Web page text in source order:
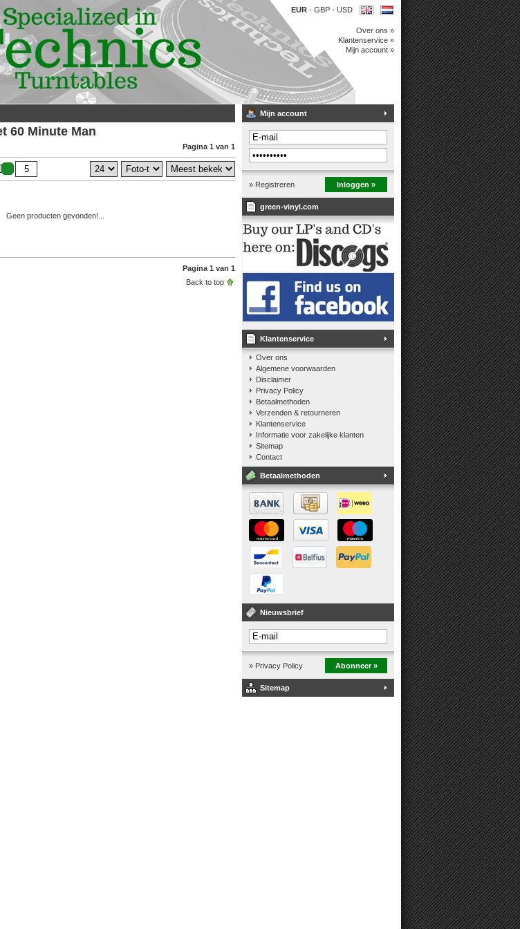
EUR - GBP - USD
Over ons »
Klantenservice »
Mijn account »
60 Minute Man
Pagina 1 van 1
Geen producten gevonden!...
Pagina 1 van 1
Back to top
Mijn account
» Registreren Inloggen »
green-vinyl.com
Klantenservice
Over ons
Algemene voorwaarden
Disclaimer
Privacy Policy
Betaalmethoden
Verzenden & retourneren
Klantenservice
Informatie voor zakelijke klanten
Sitemap
Contact
Betaalmethoden
Nieuwsbrief
» Privacy Policy Abonneer »
Sitemap